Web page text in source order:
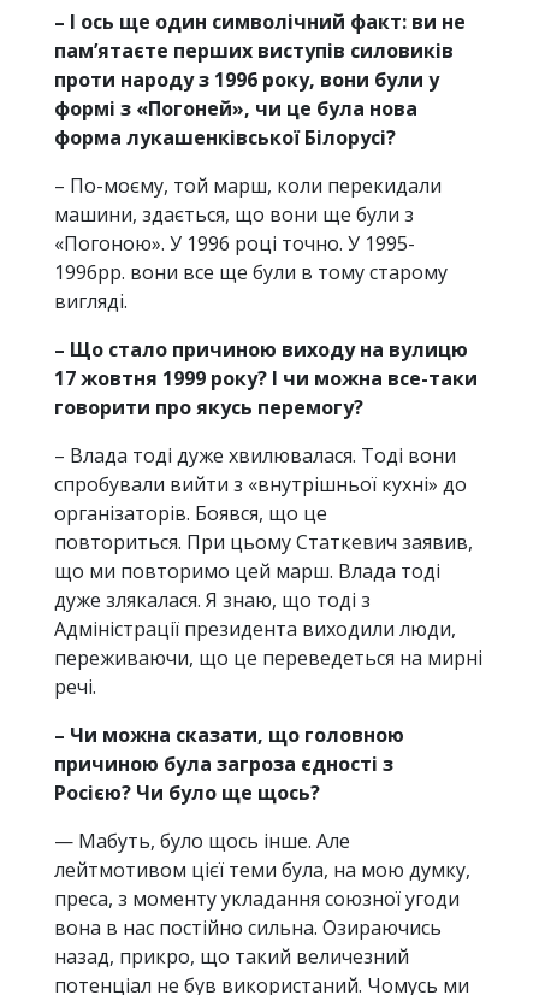
– І ось ще один символічний факт: ви не
пам’ятаєте перших виступів силовиків
проти народу з 1996 року, вони були у
формі з «Погоней», чи це була нова
форма лукашенківської Білорусі?
– По-моєму, той марш, коли перекидали
машини, здається, що вони ще були з
«Погоною». У 1996 році точно. У 1995-
1996рр. вони все ще були в тому старому
вигляді.
– Що стало причиною виходу на вулицю
17 жовтня 1999 року? І чи можна все-таки
говорити про якусь перемогу?
– Влада тоді дуже хвилювалася. Тоді вони
спробували вийти з «внутрішньої кухні» до
організаторів. Боявся, що це
повториться. При цьому Статкевич заявив,
що ми повторимо цей марш. Влада тоді
дуже злякалася. Я знаю, що тоді з
Адміністрації президента виходили люди,
переживаючи, що це переведеться на мирні
речі.
– Чи можна сказати, що головною
причиною була загроза єдності з
Росією? Чи було ще щось?
— Мабуть, було щось інше. Але
лейтмотивом цієї теми була, на мою думку,
преса, з моменту укладання союзної угоди
вона в нас постійно сильна. Озираючись
назад, прикро, що такий величезний
потенціал не був використаний. Чомусь ми